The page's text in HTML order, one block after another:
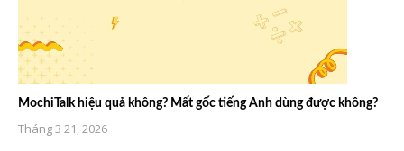
MochiTalk hiệu quả không? Mất gốc tiếng Anh dùng được không?
Tháng 3 21, 2026